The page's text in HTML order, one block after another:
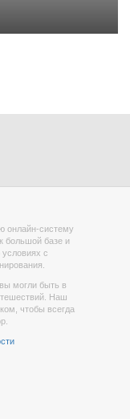
онлайн-систему
большой базе и
с
могли быть в
Наш
чтобы всегда